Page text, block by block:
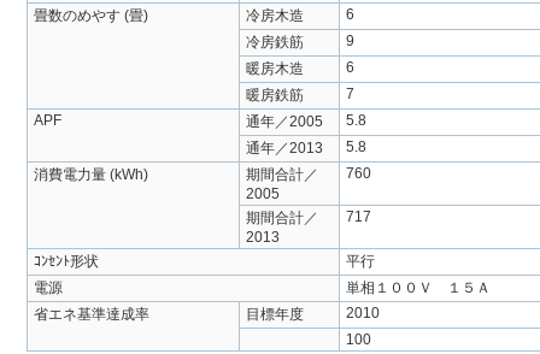
畳数のめやす (畳)
冷房木造
6
冷房鉄筋
9
暖房木造
6
暖房鉄筋
7
APF
通年／2005
5.8
通年／2013
5.8
消費電力量 (kWh)
期間合計／
2005
760
期間合計／
2013
717
ｺﾝｾﾝﾄ形状
平行
電源
単相１００Ｖ １５Ａ
省エネ基準達成率
目標年度
2010
100